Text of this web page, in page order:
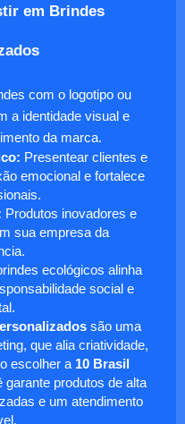
em Brindes
com o logotipo ou
a identidade visual e
da marca.
Presentear clientes e
emocional e fortalece
Produtos inovadores e
sua empresa da
ecológicos alinha
social e
são uma
que alia criatividade,
escolher a 10 Brasil
garante produtos de alta
e um atendimento